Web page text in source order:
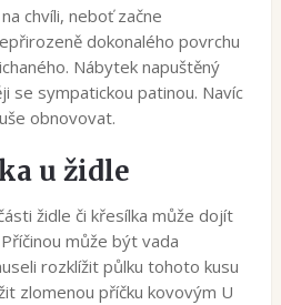
chvíli, neboť začne
dokonalého povrchu
Nábytek napuštěný
se sympatickou patinou. Navíc
obnovovat.
u židle
židle či křesílka může dojít
může být vada
rozklížit půlku tohoto kusu
zlomenou příčku kovovým U